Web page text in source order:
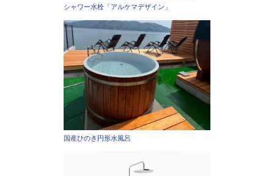
シャワー水栓「アルケマデザイン」
国産ひのき円形水風呂